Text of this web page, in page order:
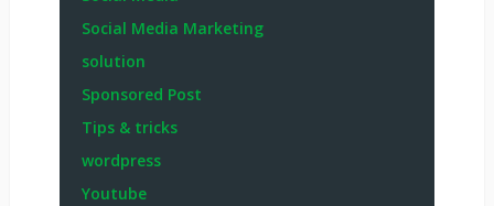
Social Media Marketing
solution
Sponsored Post
Tips & tricks
wordpress
Youtube